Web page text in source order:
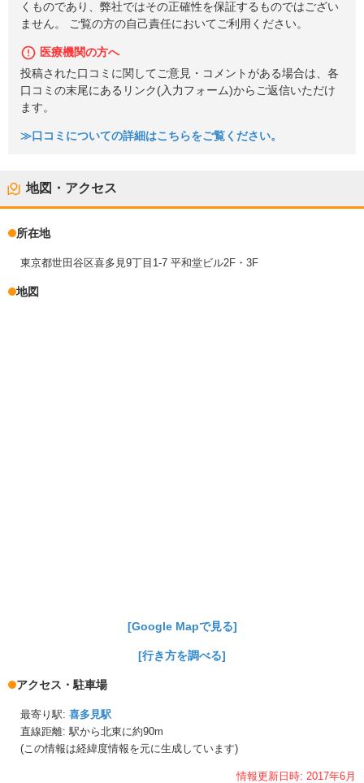
くものであり、弊社ではその正確性を保証するものではござい
ません。 ご覧の方の自己責任においてご利用ください。
医療機関の方へ
投稿された口コミに関してご意見・コメントがある場合は、各
口コミの末尾にあるリンク(入力フォーム)からご返信いただけ
ます。
≫口コミについての詳細はこちらをご覧ください。
地図・アクセス
所在地
東京都世田谷区喜多見9丁目1-7 平和堂ビル2F・3F
地図
[Google Mapで見る]
[行き方を調べる]
アクセス・駐車場
最寄り駅: 喜多見駅
直線距離: 駅から北東に約90m
(この情報は経緯度情報を元に生成しています)
情報更新日時: 2017年6月